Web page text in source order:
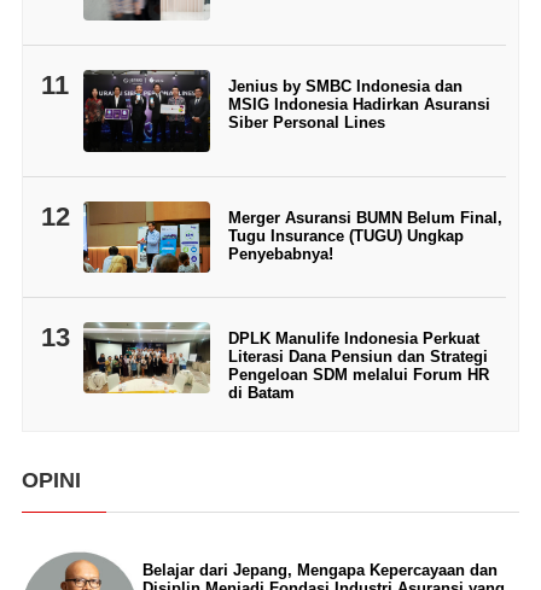
11
Jenius by SMBC Indonesia dan
MSIG Indonesia Hadirkan Asuransi
Siber Personal Lines
12
Merger Asuransi BUMN Belum Final,
Tugu Insurance (TUGU) Ungkap
Penyebabnya!
13
DPLK Manulife Indonesia Perkuat
Literasi Dana Pensiun dan Strategi
Pengeloan SDM melalui Forum HR
di Batam
OPINI
Belajar dari Jepang, Mengapa Kepercayaan dan